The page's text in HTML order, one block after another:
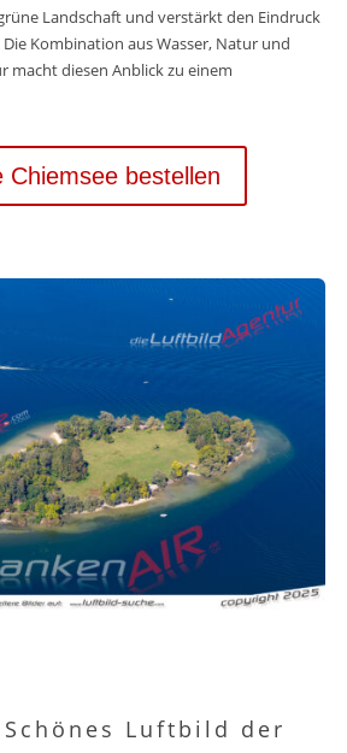
Landschaft und verstärkt den Eindruck
Kombination aus Wasser, Natur und
macht diesen Anblick zu einem
Chiemsee bestellen
Schönes Luftbild der